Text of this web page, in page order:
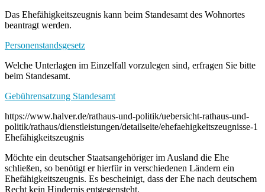
Das Ehefähigkeitszeugnis kann beim Standesamt des Wohnortes
beantragt werden.
Personenstandsgesetz
Welche Unterlagen im Einzelfall vorzulegen sind, erfragen Sie bitte
beim Standesamt.
Gebührensatzung Standesamt
https://www.halver.de/rathaus-und-politik/uebersicht-rathaus-und-
politik/rathaus/dienstleistungen/detailseite/ehefaehigkeitszeugnisse-1
Ehefähigkeitszeugnis
Möchte ein deutscher Staatsangehöriger im Ausland die Ehe
schließen, so benötigt er hierfür in verschiedenen Ländern ein
Ehefähigkeitszeugnis. Es bescheinigt, dass der Ehe nach deutschem
Recht kein Hindernis entgegensteht.